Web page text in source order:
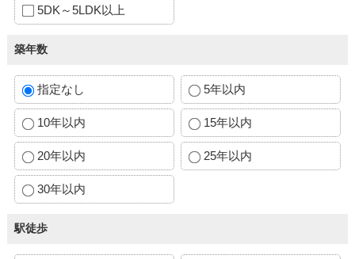
5DK～5LDK以上
築年数
指定なし 5年以内
10年以内 15年以内
20年以内 25年以内
30年以内
駅徒歩